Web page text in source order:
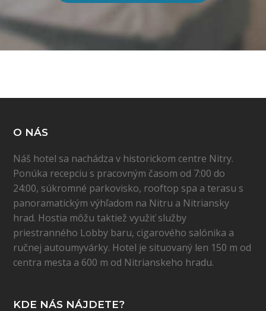
O NÁS
Náš hotel sa nachádza v historickom centre Nitry.
Ponúka recepciu s pracovným časom od 7:00 do
24:00, súkromné parkovisko, rooftop spa a terasu s
panoramatickým výhľadom na Nitru a Nitriansky
hrad. Hostia môžu taktiež využiť služby
priestranného Lobby baru, cigarového salónika a
ručnej autoumyvárky. Hotel je situovaný len 150 m od
centra mesta a 600 m od Nitrianskeho hradu.
KDE NÁS NÁJDETE?